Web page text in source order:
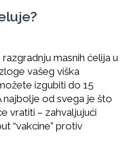
masnih ćelija u
vašeg viška
izgubiti do 15
najbolje od svega je što
vratiti – zahvaljujući
“vakcine” protiv